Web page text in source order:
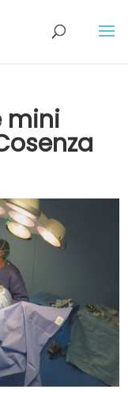
mini